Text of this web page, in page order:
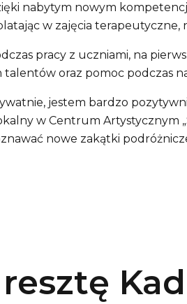
nabytym nowym
w zajęcia terapeutyczne,
pracy z uczniami, na
talentów oraz pomoc podczas
jestem bardzo
w Centrum Artystycznym
nowe zakątki